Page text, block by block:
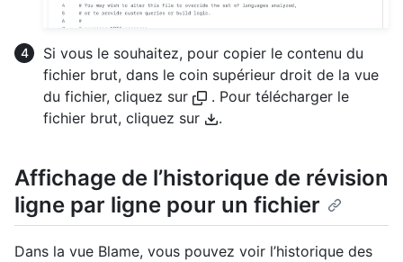
Si vous le souhaitez, pour copier le contenu du
fichier brut, dans le coin supérieur droit de la vue
du fichier, cliquez sur
. Pour télécharger le
fichier brut, cliquez sur
.
Affichage de l’historique de révision
ligne par ligne pour un fichier
Dans la vue Blame, vous pouvez voir l’historique des